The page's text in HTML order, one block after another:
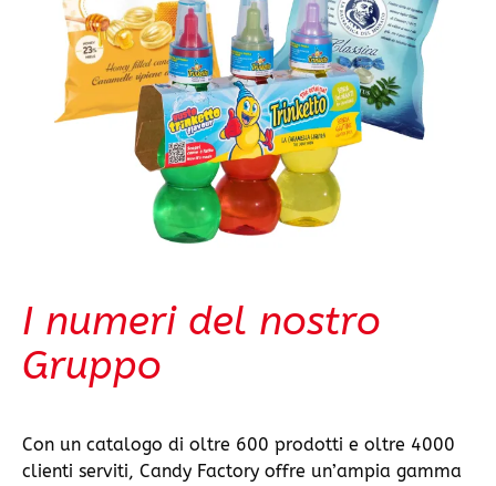
I numeri del nostro
Gruppo
Con un catalogo di oltre 600 prodotti e oltre 4000
clienti serviti, Candy Factory offre un’ampia gamma